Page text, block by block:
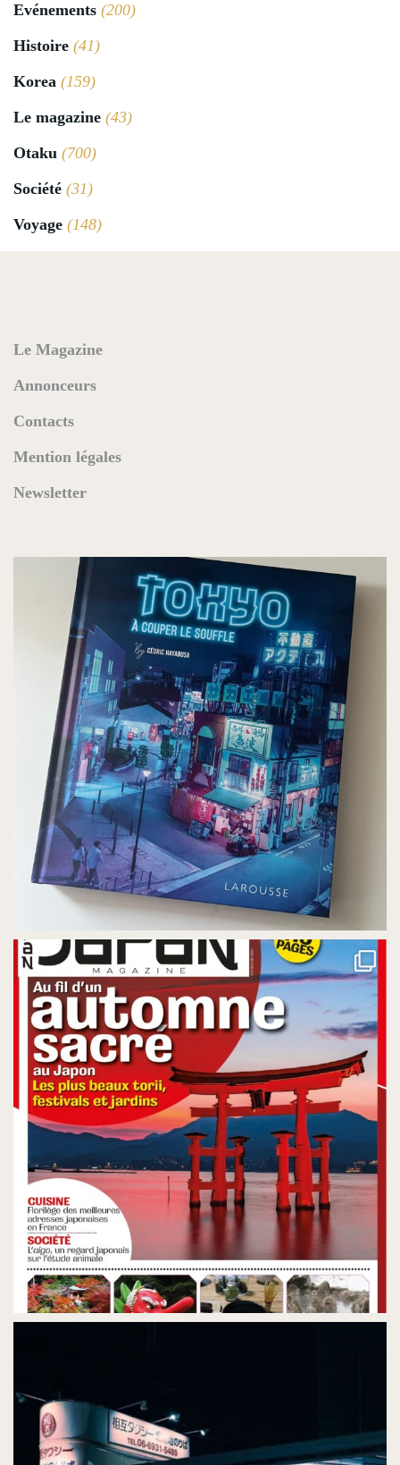
Evénements (200)
Histoire (41)
Korea (159)
Le magazine (43)
Otaku (700)
Société (31)
Voyage (148)
Le Magazine
Annonceurs
Contacts
Mention légales
Newsletter